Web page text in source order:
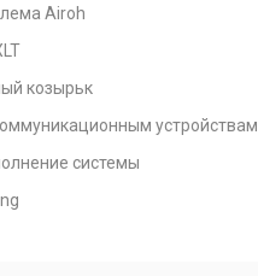
Airoh
козырьк
устройствам
системы